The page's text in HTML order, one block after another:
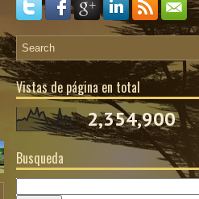
Vistas de página en total
2,354,900
Busqueda